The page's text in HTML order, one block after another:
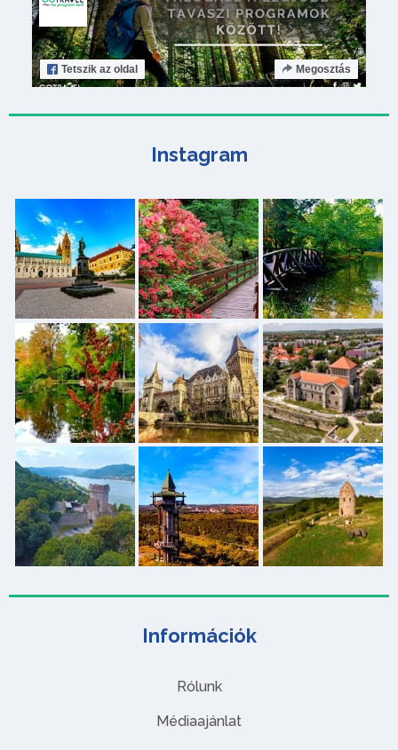
Információk
Rólunk
Médiaajánlat
Tetszik az oldal Megosztás
Instagram